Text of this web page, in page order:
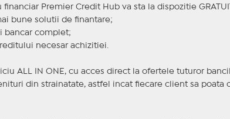
financiar Premier Credit Hub va sta la dispozitie
bune solutii de finantare;
bancar complet;
necesar achizitiei.
ALL IN ONE, cu acces direct la ofertele tuturor
din strainatate, astfel incat fiecare client sa poata